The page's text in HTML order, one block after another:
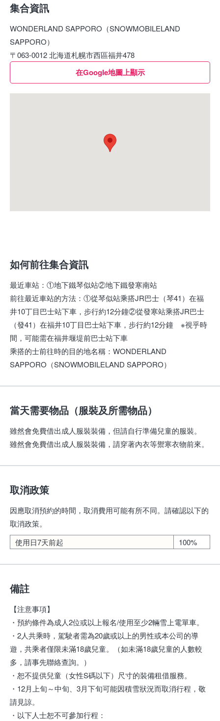
集合資訊
WONDERLAND SAPPORO（SNOWMOBILELAND
SAPPORO）
〒063-0012 北海道札幌市西區福井478
在Google地圖上顯示
如何前往集合資訊
最近車站 ： ①地下鐵琴似站②地下鐵發寒南站
前往最近車站的方法 ： ①從琴似站乘搭JR巴士（琴41）在福
井10丁目巴士站下車，步行約12分鐘②從發寒站乘搭JR巴士
（發41）在福井10丁目巴士站下車，步行約12分鐘 ※視乎時
間，可能需在福井堰堤前巴士站下車
乘搭的士前往時的目的地名稱 ： WONDERLAND
SAPPORO（SNOWMOBILELAND SAPPORO）
當天需要物品（服裝及所需物品）
雖然會免費借出成人服裝裝備，但請自行準備兒童的服裝。
雖然會免費借出成人服裝裝備，請穿著內衣等禦寒衣物前來。
取消政策
因應取消預約的時間，取消費用可能有所不同。請確認以下的
取消政策。
使用日7天前起
100%
備註
【注意事項】
・預約條件為成人2位或以上報名/使用至少2輛雪上電單車。
・2人共乘時，駕駛者需為20歲或以上的男性或本公司的導
遊，共乘者僅限未滿18歲兒童。（如未滿18歲兒童的人數較
多，請事先聯絡查詢。）
・恕不提供兒童（女性S碼以下）尺寸的裝備租借服務。
・12月上旬～中旬、3月下旬可能因積雪狀況而取消行程，敬
請見諒。
・以下人士恕不可參加行程：